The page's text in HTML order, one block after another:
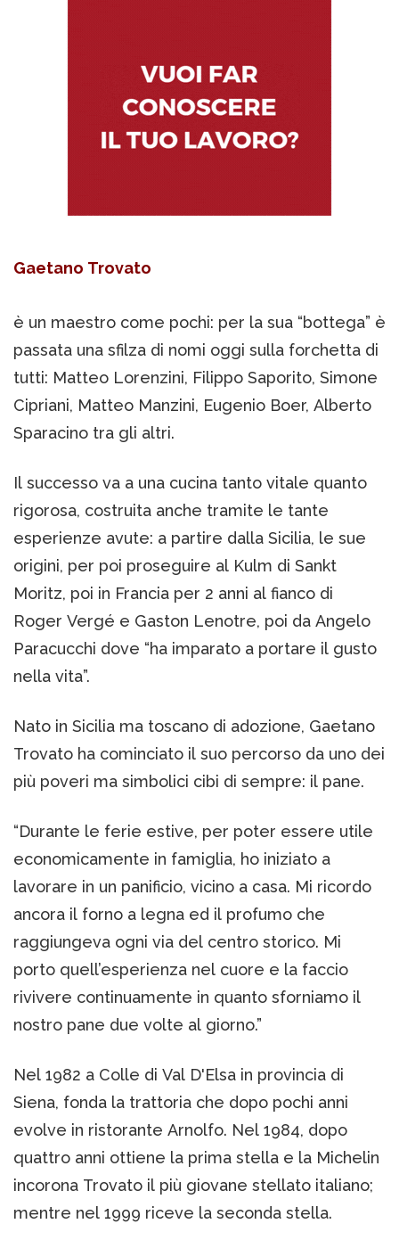
Gaetano Trovato
è un maestro come pochi: per la sua “bottega” è
passata una sfilza di nomi oggi sulla forchetta di
tutti: Matteo Lorenzini, Filippo Saporito, Simone
Cipriani, Matteo Manzini, Eugenio Boer, Alberto
Sparacino tra gli altri.
Il successo va a una cucina tanto vitale quanto
rigorosa, costruita anche tramite le tante
esperienze avute: a partire dalla Sicilia, le sue
origini, per poi proseguire al Kulm di Sankt
Moritz, poi in Francia per 2 anni al fianco di
Roger Vergé e Gaston Lenotre, poi da Angelo
Paracucchi dove “ha imparato a portare il gusto
nella vita”.
Nato in Sicilia ma toscano di adozione, Gaetano
Trovato ha cominciato il suo percorso da uno dei
più poveri ma simbolici cibi di sempre: il pane.
“Durante le ferie estive, per poter essere utile
economicamente in famiglia, ho iniziato a
lavorare in un panificio, vicino a casa. Mi ricordo
ancora il forno a legna ed il profumo che
raggiungeva ogni via del centro storico. Mi
porto quell’esperienza nel cuore e la faccio
rivivere continuamente in quanto sforniamo il
nostro pane due volte al giorno.”
Nel 1982 a Colle di Val D'Elsa in provincia di
Siena, fonda la trattoria che dopo pochi anni
evolve in ristorante Arnolfo. Nel 1984, dopo
quattro anni ottiene la prima stella e la Michelin
incorona Trovato il più giovane stellato italiano;
mentre nel 1999 riceve la seconda stella.